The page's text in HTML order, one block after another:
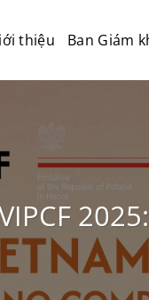
thiệu Ban Giám